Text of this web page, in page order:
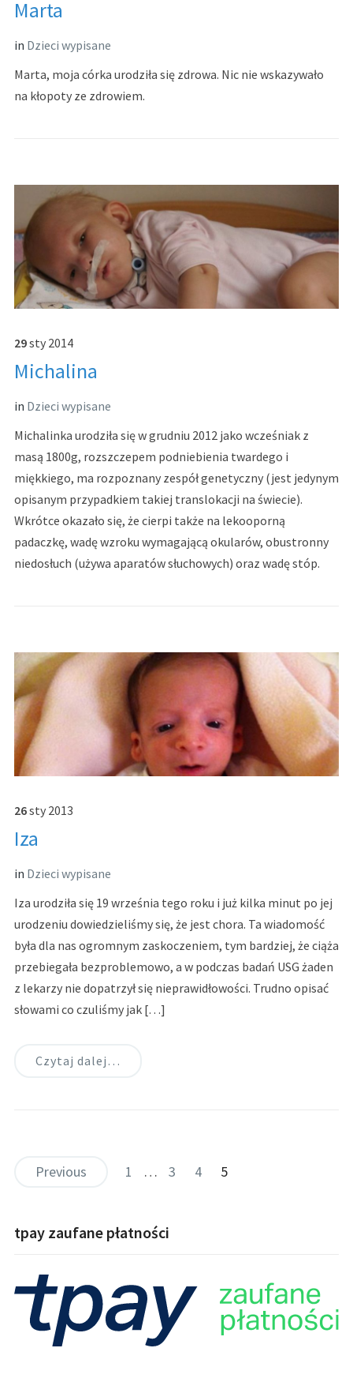
Marta
in Dzieci wypisane
Marta, moja córka urodziła się zdrowa. Nic nie wskazywało
na kłopoty ze zdrowiem.
29sty 2014
Michalina
in Dzieci wypisane
Michalinka urodziła się w grudniu 2012 jako wcześniak z
masą 1800g, rozszczepem podniebienia twardego i
miękkiego, ma rozpoznany zespół genetyczny (jest jedynym
opisanym przypadkiem takiej translokacji na świecie).
Wkrótce okazało się, że cierpi także na lekooporną
padaczkę, wadę wzroku wymagającą okularów, obustronny
niedosłuch (używa aparatów słuchowych) oraz wadę stóp.
26sty 2013
Iza
in Dzieci wypisane
Iza urodziła się 19 września tego roku i już kilka minut po jej
urodzeniu dowiedzieliśmy się, że jest chora. Ta wiadomość
była dla nas ogromnym zaskoczeniem, tym bardziej, że ciąża
przebiegała bezproblemowo, a w podczas badań USG żaden
z lekarzy nie dopatrzył się nieprawidłowości. Trudno opisać
słowami co czuliśmy jak […]
Czytaj dalej…
Previous 1 … 3 4 5
tpay zaufane płatności